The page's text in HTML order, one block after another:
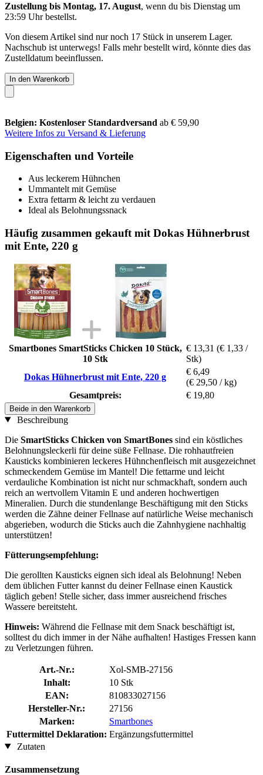
Zustellung bis Montag, 17. August, wenn du bis Dienstag um
23:59 Uhrbestellst.
Von diesem Artikel sind nur noch 17 Stück in unserem Lager.
Nachschub ist unterwegs! Falls mehr bestellt wird, könnte dies das
Zustelldatum beeinflussen.
In den Warenkorb
Belgien: Kostenloser Standardversand ab € 59,90
Weitere Infos zu Versand & Lieferung
Eigenschaften und Vorteile
Aus leckerem Hühnchen
Ummantelt mit Gemüse
Extra fettarm & leicht zu verdauen
Ideal als Belohnungssnack
Häufig zusammen gekauft mit Dokas Hühnerbrust
mit Ente, 220 g
Smartbones SmartSticks Chicken 10 Stück,
10 Stk
€ 13,31 (€ 1,33 /
Stk)
Dokas Hühnerbrust mit Ente, 220 g
€ 6,49
(€ 29,50 / kg)
Gesamtpreis:
€ 19,80
Beide in den Warenkorb
Beschreibung
Die SmartSticks Chicken von SmartBones sind ein köstliches
Belohnungsleckerli für deine süße Fellnase. Die rohhautfreien
Kausticks kombinieren leckeres Hühnchenfleisch mit ausgezeichnet
schmeckendem Gemüse im Mantel! Die fettarme und leicht
verdauliche Kombination ist nicht nur schmackhaft, sondern auch
reich an wertvollem Vitamin E und anderen hochwertigen
Mineralien. Durch die stundenlange Beschäftigung mit den Sticks
werden die Zähne deiner Fellnase auf natürliche Weise mechanisch
abgerieben, wodurch die Sticks auch die Zahnhygiene nachhaltig
unterstützen!
Fütterungsempfehlung:
Die gerollten Kausticks eignen sich ideal als Belohnung! Neben
dem üblichen Futter kannst du deiner Fellnase einen Kaustick
täglich geben! Stelle sicher, dass immer ausreichend frisches
Wassere bereitsteht.
Hinweis: Während die Fellnase mit dem Snack beschäftigt ist,
solltest du dich immer in der Nähe aufhalten! Hastiges Fressen kann
zu Verletzungen führen.
Art.-Nr.:
Xol-SMB-27156
Inhalt:
10 Stk
EAN:
810833027156
Hersteller-Nr.:
27156
Marken:
Smartbones
Futtermittel Deklaration: Ergänzungsfuttermittel
Zutaten
Zusammensetzung